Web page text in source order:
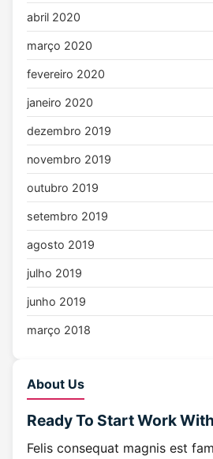
abril 2020
março 2020
fevereiro 2020
janeiro 2020
dezembro 2019
novembro 2019
outubro 2019
setembro 2019
agosto 2019
julho 2019
junho 2019
março 2018
About Us
Ready To StartWork
Felis consequat magnis est